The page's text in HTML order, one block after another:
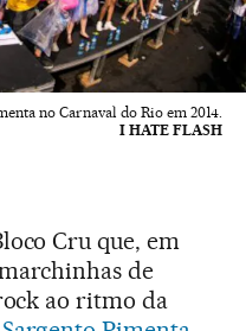
no Carnaval do Rio em 2014.
I HATE FLASH
Cru que, em
de
ao ritmo da